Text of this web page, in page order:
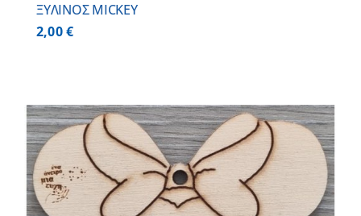
ΞΥΛΙΝΟΣ MICKEY
2,00€